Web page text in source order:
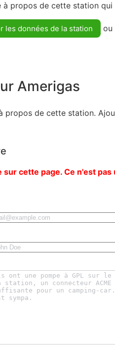
à propos de cette station
les données de la station ou
Amerigas
propos de cette station.
cette page. Ce n'est